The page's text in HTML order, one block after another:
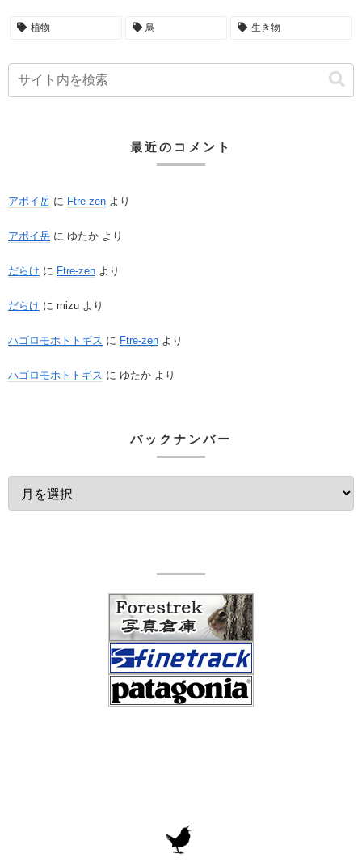
植物 鳥 生き物
最近のコメント
アポイ岳 に Ftre-zen より
アポイ岳 に ゆたか より
だらけ に Ftre-zen より
だらけ に mizu より
ハゴロモホトトギス に Ftre-zen より
ハゴロモホトトギス に ゆたか より
バックナンバー